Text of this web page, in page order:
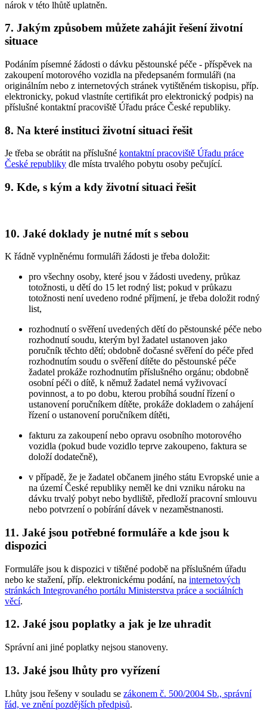
nárok v této lhůtě uplatněn.
7. Jakým způsobem můžete zahájit řešení životní
situace
Podáním písemné žádosti o dávku pěstounské péče - příspěvek na
zakoupení motorového vozidla na předepsaném formuláři (na
originálním nebo z internetových stránek vytištěném tiskopisu, příp.
elektronicky, pokud vlastníte certifikát pro elektronický podpis) na
příslušné kontaktní pracoviště Úřadu práce České republiky.
8. Na které instituci životní situaci řešit
Je třeba se obrátit na příslušné kontaktní pracoviště Úřadu práce
České republiky dle místa trvalého pobytu osoby pečující.
9. Kde, s kým a kdy životní situaci řešit
10. Jaké doklady je nutné mít s sebou
K řádně vyplněnému formuláři žádosti je třeba doložit:
pro všechny osoby, které jsou v žádosti uvedeny, průkaz
totožnosti, u dětí do 15 let rodný list; pokud v průkazu
totožnosti není uvedeno rodné příjmení, je třeba doložit rodný
list,
rozhodnutí o svěření uvedených dětí do pěstounské péče nebo
rozhodnutí soudu, kterým byl žadatel ustanoven jako
poručník těchto dětí; obdobně dočasné svěření do péče před
rozhodnutím soudu o svěření dítěte do pěstounské péče
žadatel prokáže rozhodnutím příslušného orgánu; obdobně
osobní péči o dítě, k němuž žadatel nemá vyživovací
povinnost, a to po dobu, kterou probíhá soudní řízení o
ustanovení poručníkem dítěte, prokáže dokladem o zahájení
řízení o ustanovení poručníkem dítěti,
fakturu za zakoupení nebo opravu osobního motorového
vozidla (pokud bude vozidlo teprve zakoupeno, faktura se
doloží dodatečně),
v případě, že je žadatel občanem jiného státu Evropské unie a
na území České republiky neměl ke dni vzniku nároku na
dávku trvalý pobyt nebo bydliště, předloží pracovní smlouvu
nebo potvrzení o pobírání dávek v nezaměstnanosti.
11. Jaké jsou potřebné formuláře a kde jsou k
dispozici
Formuláře jsou k dispozici v tištěné podobě na příslušném úřadu
nebo ke stažení, příp. elektronickému podání, na internetových
stránkách Integrovaného portálu Ministerstva práce a sociálních
věcí.
12. Jaké jsou poplatky a jak je lze uhradit
Správní ani jiné poplatky nejsou stanoveny.
13. Jaké jsou lhůty pro vyřízení
Lhůty jsou řešeny v souladu se zákonem č. 500/2004 Sb., správní
řád, ve znění pozdějších předpisů.